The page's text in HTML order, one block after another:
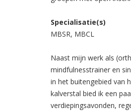
Specialisatie(s)
MBSR, MBCL
Naast mijn werk als
mindfulnesstrainer en
in het buitengebied van
kalverstal bied ik een
verdiepingsavonden,